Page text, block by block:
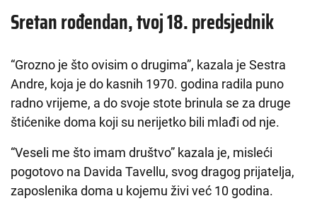
Sretan rođendan, tvoj 18. predsjednik
“Grozno je što ovisim o drugima”, kazala je Sestra
Andre, koja je do kasnih 1970. godina radila puno
radno vrijeme, a do svoje stote brinula se za druge
štićenike doma koji su nerijetko bili mlađi od nje.
“Veseli me što imam društvo” kazala je, misleći
pogotovo na Davida Tavellu, svog dragog prijatelja,
zaposlenika doma u kojemu živi već 10 godina.